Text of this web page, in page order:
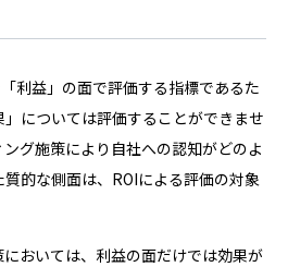
利益」の面で評価する指標であるた
については評価することができませ
グ施策により自社への認知がどのよ
的な側面は、ROIによる評価の対象
おいては、利益の面だけでは効果が